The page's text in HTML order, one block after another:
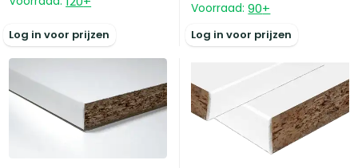
Log in voor prijzen
Voorraad: 90+
Log in voor prijzen